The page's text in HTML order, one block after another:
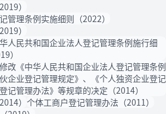
）
管理条例实施细则（2022）
）
人民共和国企业法人登记管理条例施行细
）
改《中华人民共和国企业法人登记管理条例
企业登记管理规定》、《个人独资企业登记
记管理办法》等规章的决定（2014）
） 个体工商户登记管理办法（2011）